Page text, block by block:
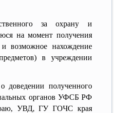
за охрану и
на момент получения
возможное нахождение
в учреждении
доведении полученного
органов УФСБ РФ
УВД, ГУ ГОЧС края